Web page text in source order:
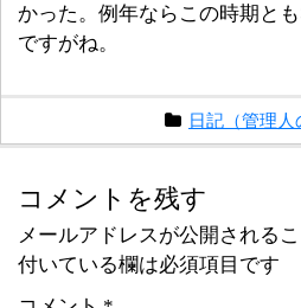
かった。例年ならこの時期と
ですがね。
日記（管理人
コメントを残す
メールアドレスが公開される
付いている欄は必須項目です